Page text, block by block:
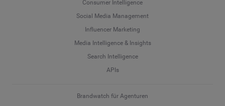
Consumer Intelligence
Social Media Management
Influencer Marketing
Media Intelligence & Insights
Search Intelligence
APIs
Brandwatch für Agenturen